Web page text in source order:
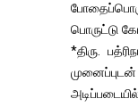
பொருட்டு
*திரு.